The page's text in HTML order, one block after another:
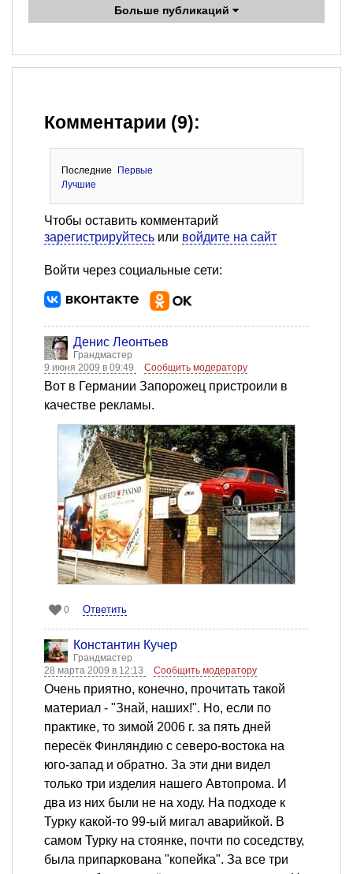
Больше публикаций
Комментарии (9):
Последние
Первые
Лучшие
Чтобы оставить комментарий
зарегистрируйтесь или войдите на сайт
Войти через социальные сети:
Денис Леонтьев
Грандмастер
9 июня 2009 в 09:49
Сообщить модератору
Вот в Германии Запорожец пристроили в
качестве рекламы.
0 Ответить
Константин Кучер
Грандмастер
28 марта 2009 в 12:13
Сообщить модератору
Очень приятно, конечно, прочитать такой
материал - "Знай, наших!". Но, если по
практике, то зимой 2006 г. за пять дней
пересёк Финляндию с северо-востока на
юго-запад и обратно. За эти дни видел
только три изделия нашего Автопрома. И
два из них были не на ходу. На подходе к
Турку какой-то 99-ый мигал аварийкой. В
самом Турку на стоянке, почти по соседству,
была припаркована "копейка". За все три